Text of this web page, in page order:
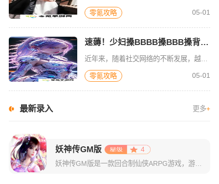
零氪攻略 05-01
速薅！少妇搡BBBB搡BBB搡背后真相曝光！网友纷纷炸锅
近年来，随着社交网络的不断发展，越来越多的网络热词和话题成为了网友们的热议焦点，而其中有些话题几乎瞬间风靡整个网络，引发了大量的关注与讨论。而“少妇搡BBBB搡BBB搡”便是其中一个引起热议的话题。它
零氪攻略 05-01
最新录入 更多+
妖神传GM版
4
妖神传GM版是一款回合制仙侠ARPG游戏，游戏画风可爱Q萌，建模也非常精致。虽是一款回合制游戏，但是在游戏局外，玩家可以自由的在辽阔的地图内玩耍探索，3D全景视角，不放过每一个风景。更有可爱的骑宠供玩